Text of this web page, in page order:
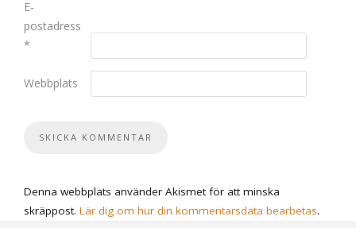
E-
postadress
*
Webbplats
Denna webbplats använder Akismet för att minska
skräppost. Lär dig om hur din kommentarsdata bearbetas.